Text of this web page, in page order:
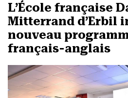
L’École française
Mitterrand d’Erbil
nouveau
français-anglais